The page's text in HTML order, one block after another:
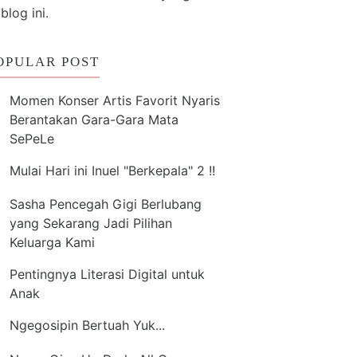
ini.
POST
Momen Konser Artis Favorit Nyaris
Berantakan Gara-Gara Mata
SePeLe
Mulai Hari ini Inuel "Berkepala" 2 !!
Sasha Pencegah Gigi Berlubang
yang Sekarang Jadi Pilihan
Keluarga Kami
Pentingnya Literasi Digital untuk
Anak
Ngegosipin Bertuah Yuk...